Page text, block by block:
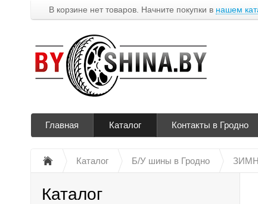
В корзине нет товаров. Начните покупки в нашем
Главная Каталог Контакты в Гродно
Каталог Б/У шины в Гродно
Каталог